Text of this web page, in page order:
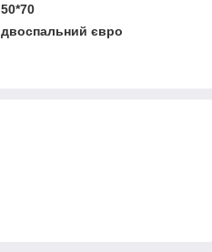
50*70
двоспальний євро